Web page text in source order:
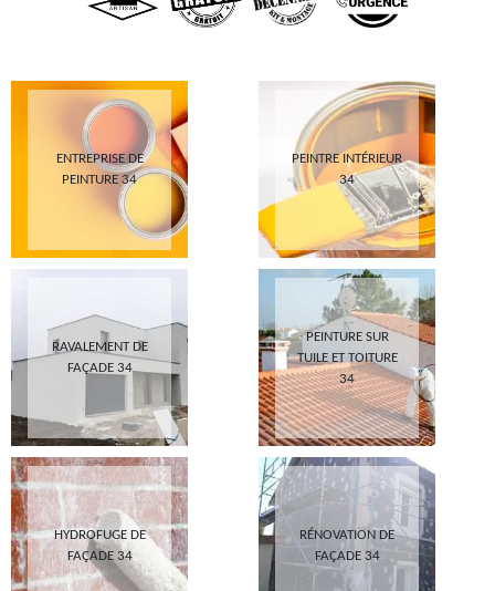
ENTREPRISE DE
PEINTURE 34
PEINTRE INTÉRIEUR
34
RAVALEMENT DE
FAÇADE 34
PEINTURE SUR
TUILE ET TOITURE
34
HYDROFUGE DE
FAÇADE 34
RÉNOVATION DE
FAÇADE 34